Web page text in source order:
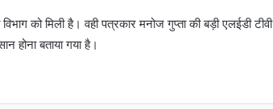
को मिली है। वही पत्रकार मनोज गुप्ता की बड़ी एलईडी
बताया गया है।